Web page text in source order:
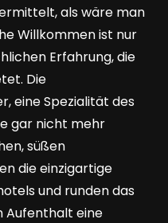
als wäre man
Willkommen ist nur
Erfahrung, die
Die
eine Spezialität des
gar nicht mehr
süßen
die einzigartige
und runden das
Aufenthalt eine